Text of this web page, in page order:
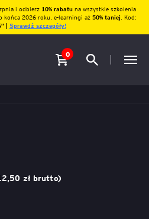
i odbierz10% rabatu na wszystkie szkolenia
końca 2026 roku, e-learningi aż 50% taniej. Kod:
| Sprawdź szczegóły!
0
zł brutto)